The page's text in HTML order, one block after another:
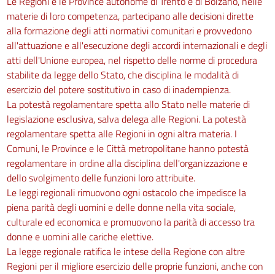
124
125
126
127
128
129
130
Sezione V
Ponteggi fissi
131
132
133
134
135
materie di loro competenza, partecipano alle decisioni dirette
alla formazione degli atti normativi comunitari e provvedono
all'attuazione e all'esecuzione degli accordi internazionali e degli
atti dell'Unione europea, nel rispetto delle norme di procedura
stabilite da legge dello Stato, che disciplina le modalità di
esercizio del potere sostitutivo in caso di inadempienza.
La potestà regolamentare spetta allo Stato nelle materie di
legislazione esclusiva, salva delega alle Regioni. La potestà
regolamentare spetta alle Regioni in ogni altra materia. I
Comuni, le Province e le Città metropolitane hanno potestà
regolamentare in ordine alla disciplina dell'organizzazione e
dello svolgimento delle funzioni loro attribuite.
Le leggi regionali rimuovono ogni ostacolo che impedisce la
piena parità degli uomini e delle donne nella vita sociale,
culturale ed economica e promuovono la parità di accesso tra
donne e uomini alle cariche elettive.
La legge regionale ratifica le intese della Regione con altre
Regioni per il migliore esercizio delle proprie funzioni, anche con